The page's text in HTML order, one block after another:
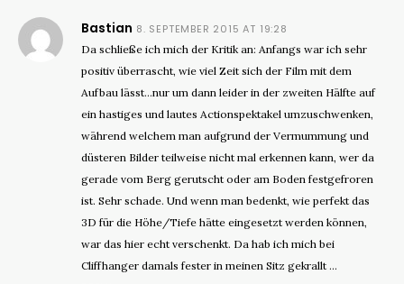
Bastian 8. SEPTEMBER 2015 AT 19:28
Da schließe ich mich der Kritik an: Anfangs war ich sehr
positiv überrascht, wie viel Zeit sich der Film mit dem
Aufbau lässt…nur um dann leider in der zweiten Hälfte auf
ein hastiges und lautes Actionspektakel umzuschwenken,
während welchem man aufgrund der Vermummung und
düsteren Bilder teilweise nicht mal erkennen kann, wer da
gerade vom Berg gerutscht oder am Boden festgefroren
ist. Sehr schade. Und wenn man bedenkt, wie perfekt das
3D für die Höhe/Tiefe hätte eingesetzt werden können,
war das hier echt verschenkt. Da hab ich mich bei
Cliffhanger damals fester in meinen Sitz gekrallt …